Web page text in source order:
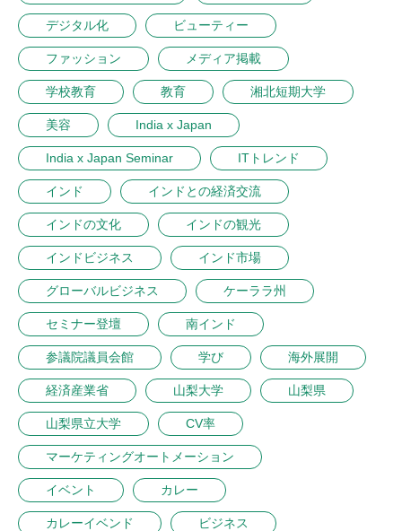
デジタル化 ビューティー
ファッション メディア掲載
学校教育 教育 湘北短期大学
美容 India x Japan
India x Japan Seminar ITトレンド
インド インドとの経済交流
インドの文化 インドの観光
インドビジネス インド市場
グローバルビジネス ケーララ州
セミナー登壇 南インド
参議院議員会館 学び 海外展開
経済産業省 山梨大学 山梨県
山梨県立大学 CV率
マーケティングオートメーション
イベント カレー
カレーイベンド ビジネス